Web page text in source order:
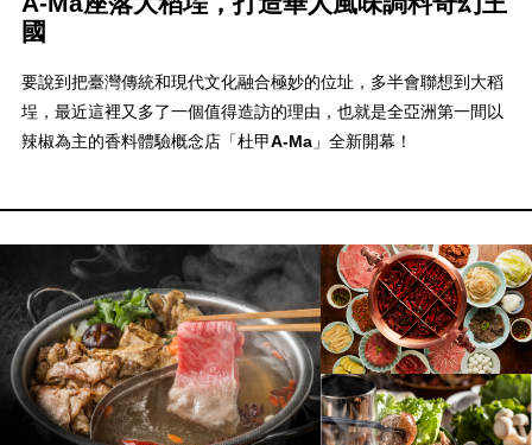
國
要說到把臺灣傳統和現代文化融合極妙的位址，多半會聯想到大稻
埕，最近這裡又多了一個值得造訪的理由，也就是全亞洲第一間以
辣椒為主的香料體驗概念店「杜甲A-Ma」全新開幕！